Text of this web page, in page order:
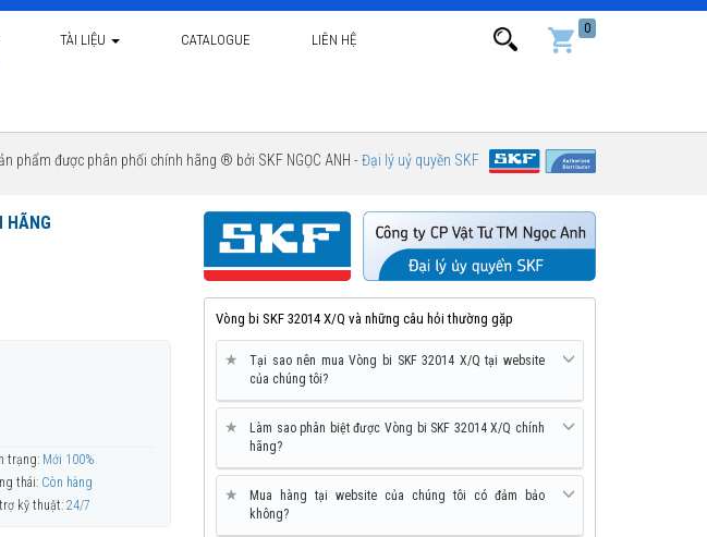
TÀI LIỆU CATALOGUE LIÊN HỆ
0
phẩm được phân phối chính hãng ® bởi SKF NGỌC ANH -Đại lý uỷ quyền SKF
HÃNG
trạng: Mới 100%
thái: Còn hàng
kỹ thuật: 24/7
Vòng bi SKF 32014 X/Q và những câu hỏi thường gặp
★
Tại sao nên mua Vòng bi SKF 32014 X/Q tại website
của chúng tôi?
★
Làm sao phân biệt được Vòng bi SKF 32014 X/Q chính
hãng?
★
Mua hàng tại website của chúng tôi có đảm bảo
không?